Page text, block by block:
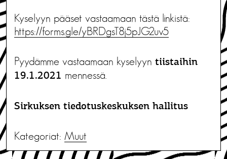
Kyselyyn pääset vastaamaan tästä linkistä:
https://forms.gle/yBRDgsT8j5pJG2uv5
Pyydämme vastaamaan kyselyyn tiistaihin
19.1.2021 mennessä.
Sirkuksen tiedotuskeskuksen hallitus
Kategoriat: Muut